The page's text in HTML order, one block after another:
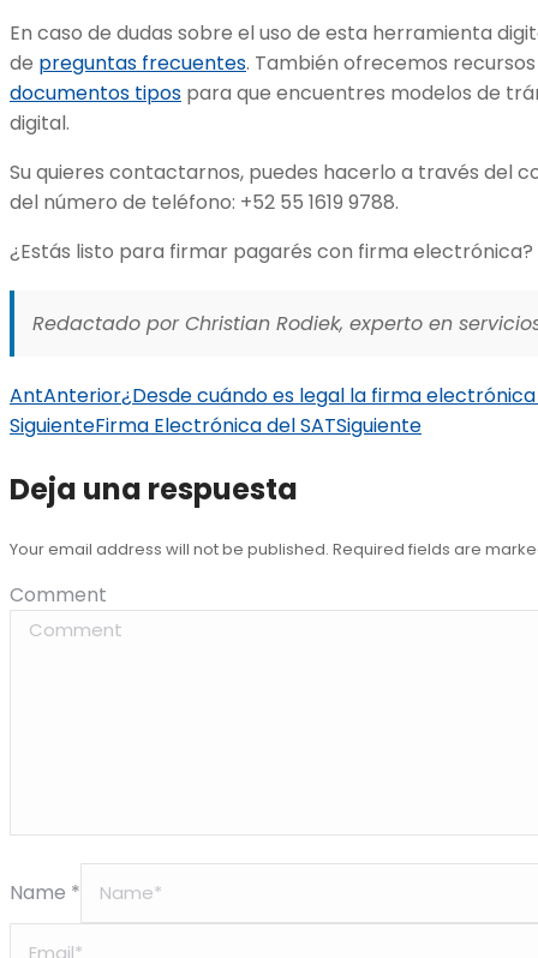
En caso de dudas sobre el uso de esta herramienta
de preguntas frecuentes. También ofrecemos
documentos tipos para que encuentres modelos de
digital.
Su quieres contactarnos, puedes hacerlo a través del
del número de teléfono: +52 55 1619 9788.
¿Estás listo para firmar pagarés con firma electrónica?
Redactado por Christian Rodiek, experto en
AntAnterior¿Desde cuándo es legal la firma
SiguienteFirma Electrónica del SATSiguiente
Deja una respuesta
Your email address will not be published. Required fields are
Comment
Name *